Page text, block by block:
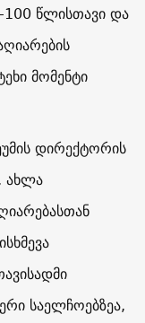
100 წლისთავი და
მომენტი
დირექტორის
ახლა
საელჩოებზეა,